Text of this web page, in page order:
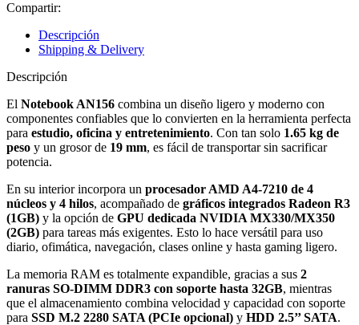
Compartir:
Descripción
Shipping & Delivery
Descripción
El Notebook AN156 combina un diseño ligero y moderno con
componentes confiables que lo convierten en la herramienta perfecta
para estudio, oficina y entretenimiento. Con tan solo 1.65 kg de
peso y un grosor de 19 mm, es fácil de transportar sin sacrificar
potencia.
En su interior incorpora un procesador AMD A4-7210 de 4
núcleos y 4 hilos, acompañado de gráficos integrados Radeon R3
(1GB) y la opción de GPU dedicada NVIDIA MX330/MX350
(2GB) para tareas más exigentes. Esto lo hace versátil para uso
diario, ofimática, navegación, clases online y hasta gaming ligero.
La memoria RAM es totalmente expandible, gracias a sus 2
ranuras SO-DIMM DDR3 con soporte hasta 32GB, mientras
que el almacenamiento combina velocidad y capacidad con soporte
para SSD M.2 2280 SATA (PCIe opcional) y HDD 2.5’’ SATA.